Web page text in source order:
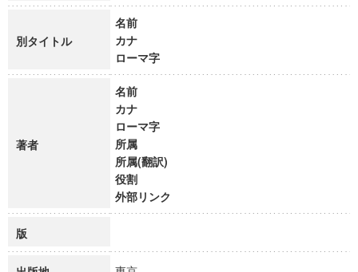
別タイトル
名前
カナ
ローマ字
著者
名前
カナ
ローマ字
所属
所属(翻訳)
役割
外部リンク
版